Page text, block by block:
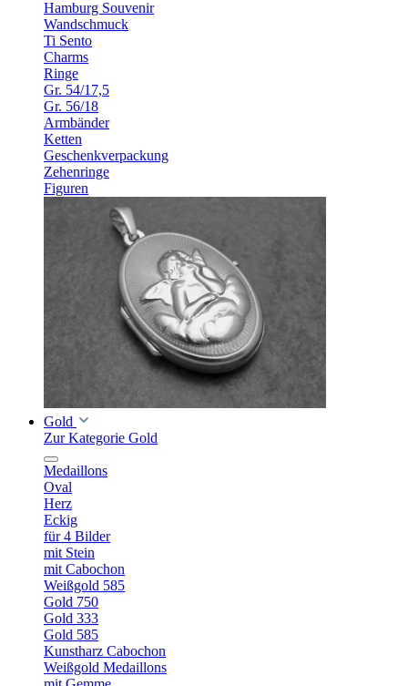
Hamburg Souvenir
Wandschmuck
Ti Sento
Charms
Ringe
Gr. 54/17,5
Gr. 56/18
Armbänder
Ketten
Geschenkverpackung
Zehenringe
Figuren
Gold
Zur Kategorie Gold
Medaillons
Oval
Herz
Eckig
für 4 Bilder
mit Stein
mit Cabochon
Weißgold 585
Gold 750
Gold 333
Gold 585
Kunstharz Cabochon
Weißgold Medaillons